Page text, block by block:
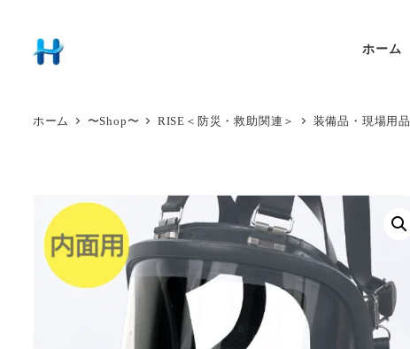
ホーム
ホーム 〜Shop〜 RISE＜防災・救助関連＞ 装備品・現場用品